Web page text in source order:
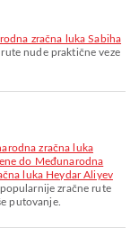
nude praktične veze
do Međunarodna
luka Heydar Aliyev
zračne rute
putovanje.